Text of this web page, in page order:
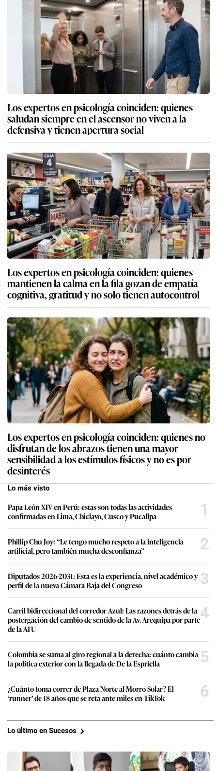
Los expertos en psicología coinciden: quienes
saludan siempre en el ascensor no viven a la
defensiva y tienen apertura social
Los expertos en psicología coinciden: quienes
mantienen la calma en la fila gozan de empatía
cognitiva, gratitud y no solo tienen autocontrol
Los expertos en psicología coinciden: quienes no
disfrutan de los abrazos tienen una mayor
sensibilidad a los estímulos físicos y no es por
desinterés
Lo más visto
Papa León XIV en Perú: estas son todas las actividades
confirmadas en Lima, Chiclayo, Cusco y Pucallpa
1
Phillip Chu Joy: “Le tengo mucho respeto a la inteligencia
artificial, pero también mucha desconfianza”
2
Diputados 2026-2031: Esta es la experiencia, nivel académico y
perfil de la nueva Cámara Baja del Congreso
3
Carril bidireccional del corredor Azul: Las razones detrás de la
postergación del cambio de sentido de la Av. Arequipa por parte
de la ATU
4
Colombia se suma al giro regional a la derecha: cuánto cambia
la política exterior con la llegada de De la Espriella
5
¿Cuánto toma correr de Plaza Norte al Morro Solar? El
‘runner’ de 18 años que se reta ante miles en TikTok
6
Lo último en Sucesos